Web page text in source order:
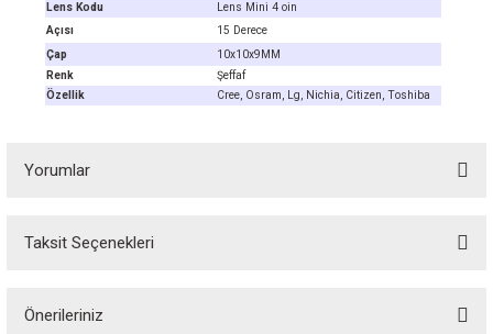
Lens Kodu
Lens Mini 4 oin
Açısı
15 Derece
Çap
10x10x9MM
Renk
Şeffaf
Özellik
Cree, Osram, Lg, Nichia, Citizen, Toshiba
Yorumlar
Taksit Seçenekleri
Önerileriniz